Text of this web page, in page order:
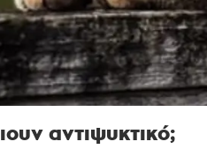
αντιψυκτικό;